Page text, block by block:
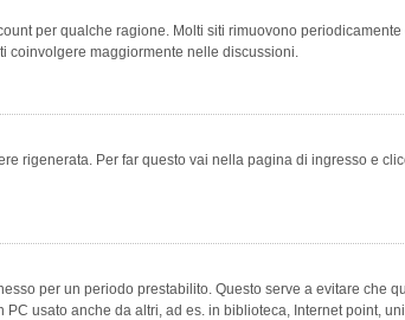
per qualche ragione. Molti siti rimuovono
coinvolgere maggiormente nelle discussioni.
rigenerata. Per far questo vai nella pagina di ingresso e
per un periodo prestabilito. Questo serve a evitare che
usato anche da altri, ad es. in biblioteca, Internet point,